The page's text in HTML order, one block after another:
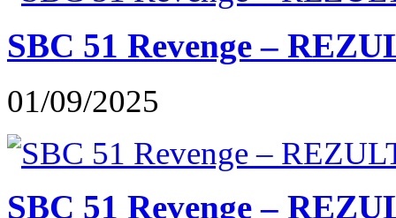
SBC 51 Revenge –
01/09/2025
SBC 51 Revenge –